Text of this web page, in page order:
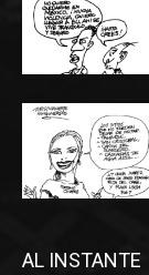
AL INSTANTE